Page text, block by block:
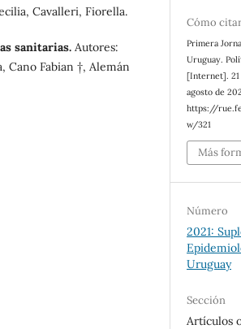
Cavalleri, Fiorella.
sanitarias. Autores:
Cano Fabian †, Alemán
Cómo
Primera
Uruguay.
[Internet]. 21
agosto de
https://
w/321
Más
Número
2021:
Uruguay
Sección
Artículos